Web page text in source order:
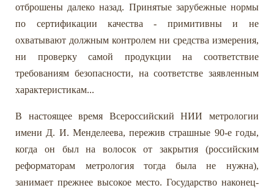
отброшены далеко назад. Принятые зарубежные нормы
по сертификации качества - примитивны и не
охватывают должным контролем ни средства измерения,
ни проверку самой продукции на соответствие
требованиям безопасности, на соответстве заявленным
характеристикам...
В настоящее время Всероссийский НИИ метрологии
имени Д. И. Менделеева, пережив страшные 90-е годы,
когда он был на волосок от закрытия (российским
реформаторам метрология тогда была не нужна),
занимает прежнее высокое место. Государство наконец-